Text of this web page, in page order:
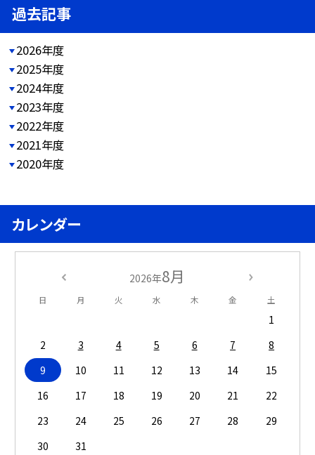
過去記事
2026年度
2025年度
2024年度
2023年度
2022年度
2021年度
2020年度
カレンダー
2026年8月
日 月 火 水 木 金 土
1
2
3 4 5 6 7
8
9
10 11 12 13 14
15
16
17 18 19 20 21
22
23
24 25 26 27 28
29
30
31